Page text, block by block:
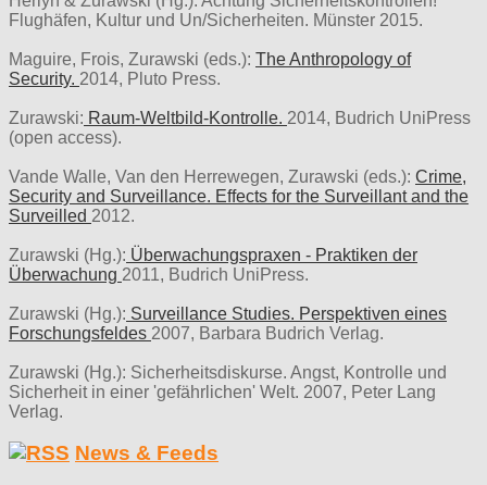
Flughäfen, Kultur und Un/Sicherheiten. Münster 2015.
Maguire, Frois, Zurawski (eds.): The Anthropology of
Security. 2014, Pluto Press.
Zurawski: Raum-Weltbild-Kontrolle. 2014, Budrich UniPress
(open access).
Vande Walle, Van den Herrewegen, Zurawski (eds.): Crime,
Security and Surveillance. Effects for the Surveillant and the
Surveilled 2012.
Zurawski (Hg.): Überwachungspraxen - Praktiken der
Überwachung 2011, Budrich UniPress.
Zurawski (Hg.): Surveillance Studies. Perspektiven eines
Forschungsfeldes 2007, Barbara Budrich Verlag.
Zurawski (Hg.): Sicherheitsdiskurse. Angst, Kontrolle und
Sicherheit in einer 'gefährlichen' Welt. 2007, Peter Lang
Verlag.
News & Feeds